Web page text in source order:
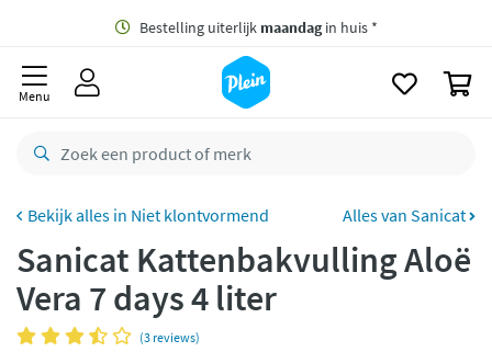
Gratis bezorging vanaf 35,- *
Bestelling uiterlijkmaandag
retourneren
CO2 neutraal
Betaal met Klarna
Menu
Niet klontvormend Alles van Sanicat
Sanicat Kattenbakvulling Aloë
Vera 7 days 4 liter
(3 reviews)